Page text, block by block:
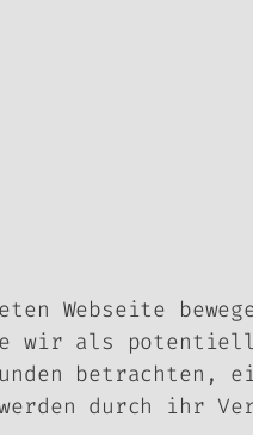
Webseite
wir als
betrachten,
werden durch ihr